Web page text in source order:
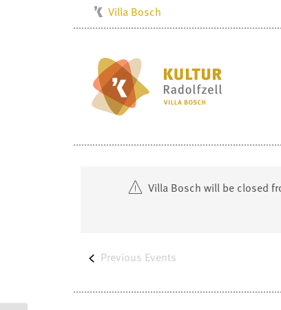
Milchwerk
Musikschule
Stadtarchiv
Villa Bosch
Radolfzell1200Villa Bosch will be closed
Previous Events